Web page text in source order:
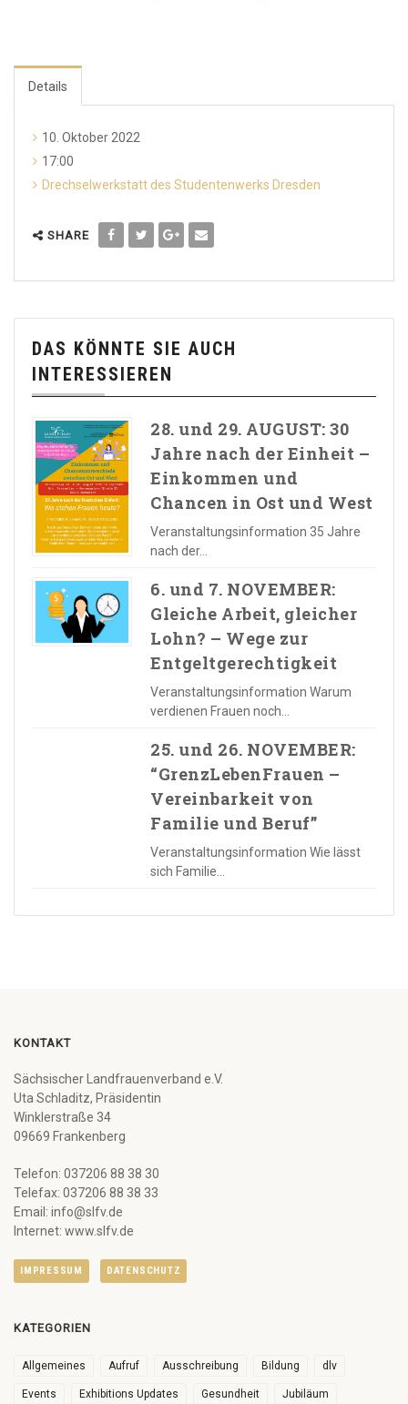
Details
10. Oktober 2022
17:00
Drechselwerkstatt des Studentenwerks Dresden
SHARE
DAS KÖNNTE SIE AUCH
INTERESSIEREN
28. und 29. AUGUST: 30
Jahre nach der Einheit –
Einkommen und
Chancen in Ost und West
Veranstaltungsinformation 35 Jahre
nach der…
6. und 7. NOVEMBER:
Gleiche Arbeit, gleicher
Lohn? – Wege zur
Entgeltgerechtigkeit
Veranstaltungsinformation Warum
verdienen Frauen noch…
25. und 26. NOVEMBER:
“GrenzLebenFrauen –
Vereinbarkeit von
Familie und Beruf”
Veranstaltungsinformation Wie lässt
sich Familie…
KONTAKT
Sächsischer Landfrauenverband e.V.
Uta Schladitz, Präsidentin
Winklerstraße 34
09669 Frankenberg
Telefon: 037206 88 38 30
Telefax: 037206 88 38 33
Email: info@slfv.de
Internet: www.slfv.de
IMPRESSUM DATENSCHUTZ
KATEGORIEN
Allgemeines Aufruf Ausschreibung Bildung dlv
Events Exhibitions Updates Gesundheit Jubiläum